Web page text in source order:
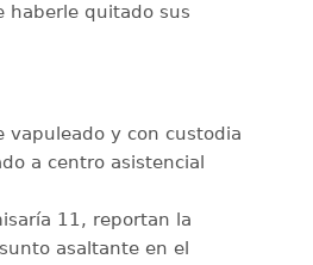
haberle quitado sus
vapuleado y con custodia
a centro asistencial
11, reportan la
asaltante en el